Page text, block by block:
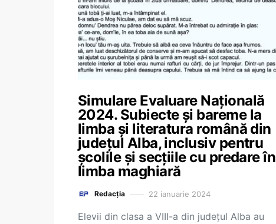
Simulare Evaluare Națională
2024. Subiecte și bareme la
limba și literatura română din
județul Alba, inclusiv pentru
școlile și secțiile cu predare în
limba maghiară
Redacția 22 ianuarie 2024
Elevii din clasa a VIII-a din județul Alba au